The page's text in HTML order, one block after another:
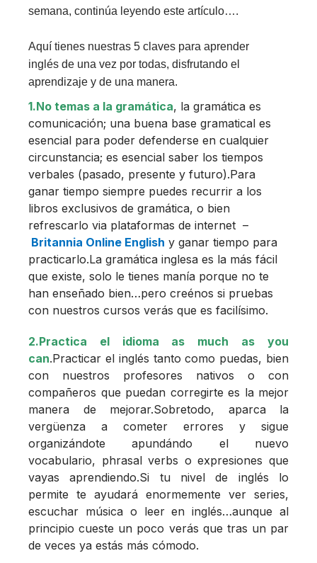
semana, continúa leyendo este artículo….
Aquí tienes nuestras 5 claves para aprender
inglés de una vez por todas, disfrutando el
aprendizaje y de una manera.
1.No temas a la gramática, la gramática es
comunicación; una buena base gramatical es
esencial para poder defenderse en cualquier
circunstancia; es esencial saber los tiempos
verbales (pasado, presente y futuro).Para
ganar tiempo siempre puedes recurrir a los
libros exclusivos de gramática, o bien
refrescarlo via plataformas de internet –
Britannia Online English y ganar tiempo para
practicarlo.La gramática inglesa es la más fácil
que existe, solo le tienes manía porque no te
han enseñado bien…pero creénos si pruebas
con nuestros cursos verás que es facilísimo.
2.Practica el idioma as much as you
can.Practicar el inglés tanto como puedas, bien
con nuestros profesores nativos o con
compañeros que puedan corregirte es la mejor
manera de mejorar.Sobretodo, aparca la
vergüenza a cometer errores y sigue
organizándote apundándo el nuevo
vocabulario, phrasal verbs o expresiones que
vayas aprendiendo.Si tu nivel de inglés lo
permite te ayudará enormemente ver series,
escuchar música o leer en inglés…aunque al
principio cueste un poco verás que tras un par
de veces ya estás más cómodo.